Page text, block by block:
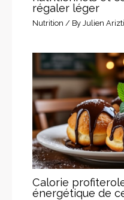
régaler léger
Nutrition / ByJulien
Calorie
énergétique de